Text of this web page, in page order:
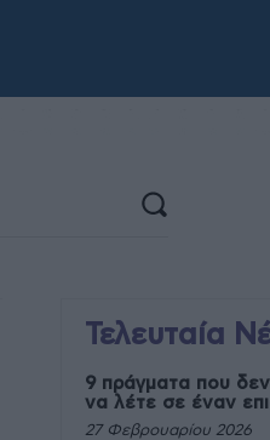
Τελευταία
9 πράγματα που δεν
να λέτε σε έναν
27 Φεβρουαρίου 2026